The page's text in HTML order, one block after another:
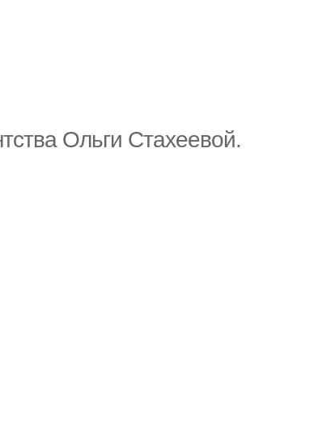
Ольги Стахеевой.